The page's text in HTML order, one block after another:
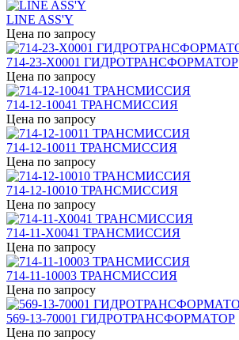
LINE ASS'Y
Цена по запросу
714-23-X0001 ГИДРОТРАНСФОРМАТОР
Цена по запросу
714-12-10041 ТРАНСМИССИЯ
Цена по запросу
714-12-10011 ТРАНСМИССИЯ
Цена по запросу
714-12-10010 ТРАНСМИССИЯ
Цена по запросу
714-11-X0041 ТРАНСМИССИЯ
Цена по запросу
714-11-10003 ТРАНСМИССИЯ
Цена по запросу
569-13-70001 ГИДРОТРАНСФОРМАТОР
Цена по запросу